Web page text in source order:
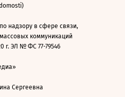
надзору в сфере связи,
коммуникаций
г. ЭЛ № ФС 77-79546
Сергеевна